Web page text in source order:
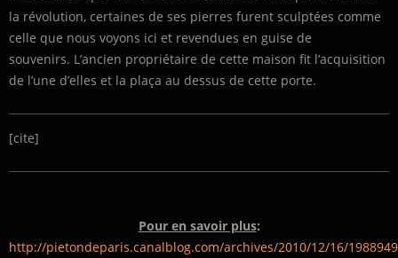
la révolution, certaines de ses pierres furent sculptées comme
celle que nous voyons ici et revendues en guise de
souvenirs. L’ancien propriétaire de cette maison fit l’acquisition
de l’une d’elles et la plaça au dessus de cette porte.
[cite]
Pour en savoir plus:
http://pietondeparis.canalblog.com/archives/2010/12/16/